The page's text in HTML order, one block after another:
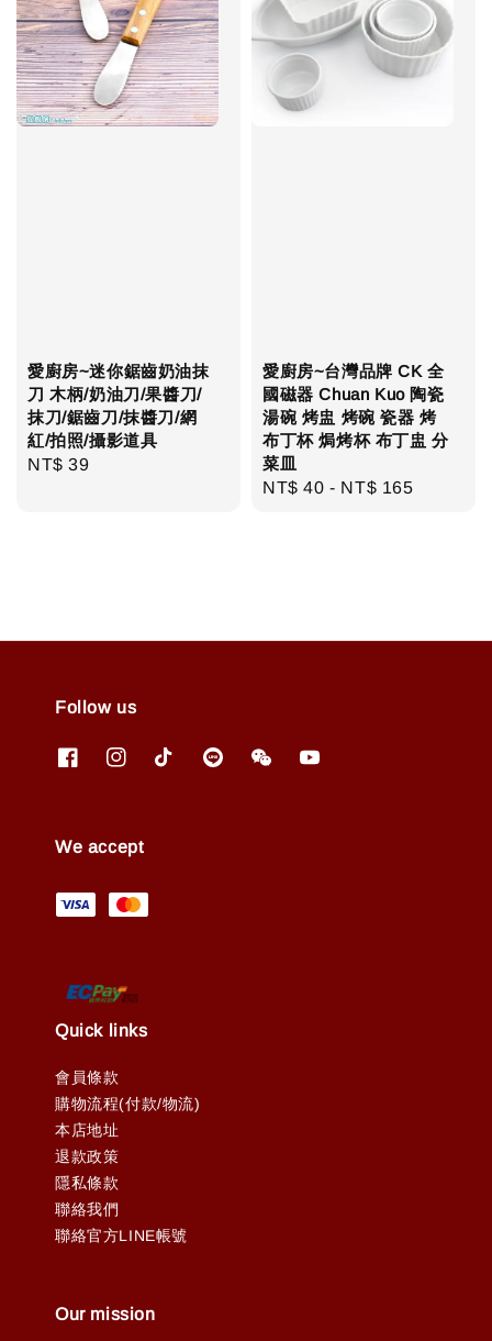
愛廚房~迷你鋸齒奶油抹
刀 木柄/奶油刀/果醬刀/
抹刀/鋸齒刀/抹醬刀/網
紅/拍照/攝影道具
Regular
NT$ 39
愛廚房~台灣品牌 CK 全
國磁器 Chuan Kuo 陶瓷
湯碗 烤盅 烤碗 瓷器 烤
布丁杯 焗烤杯 布丁盅 分
菜皿
Regular
NT$ 40 - NT$ 165
Follow us
We accept
Quick links
會員條款
購物流程(付款/物流)
本店地址
退款政策
隱私條款
聯絡我們
聯絡官方LINE帳號
Our mission